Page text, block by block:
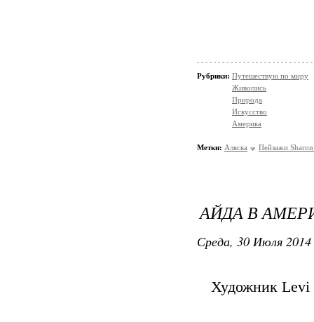
Рубрики: Путешествую по миру
Живопись
Природа
Искусство
Америка
Метки: Аляска Пейзажи
АЙДА В
Среда, 30 Июля
Художник Levi